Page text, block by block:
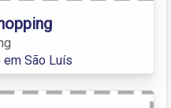
São Luís